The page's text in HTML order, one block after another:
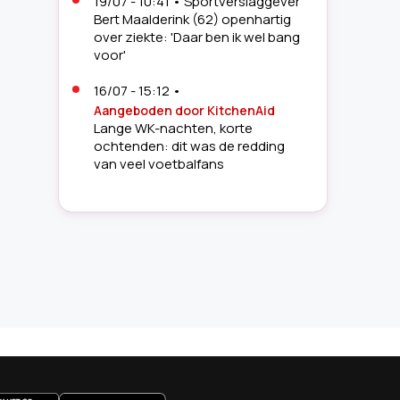
Bert Maalderink (62) openhartig
over ziekte: 'Daar ben ik wel bang
voor'
16/07 - 15:12 •
Aangeboden door KitchenAid
Lange WK-nachten, korte
ochtenden: dit was de redding
van veel voetbalfans
drama Noorwegen: topspits en
regenboogkleuren'
26/06 - 06:23